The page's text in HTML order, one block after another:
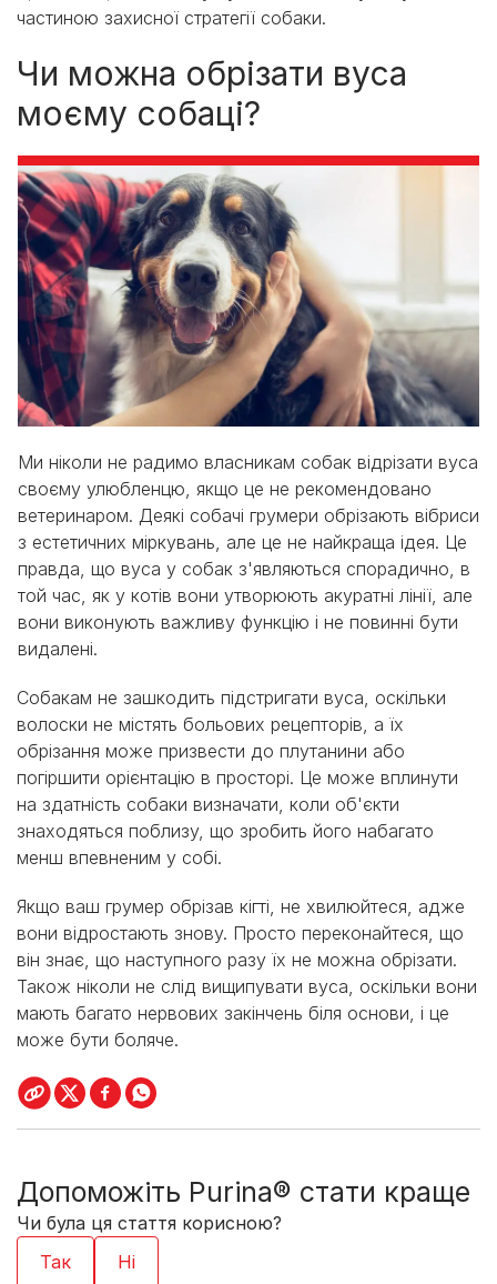
частиною захисної стратегії собаки.
Чи можна обрізати вуса
моєму собаці?
Ми ніколи не радимо власникам собак відрізати вуса
своєму улюбленцю, якщо це не рекомендовано
ветеринаром. Деякі собачі грумери обрізають вібриси
з естетичних міркувань, але це не найкраща ідея. Це
правда, що вуса у собак з'являються спорадично, в
той час, як у котів вони утворюють акуратні лінії, але
вони виконують важливу функцію і не повинні бути
видалені.
Собакам не зашкодить підстригати вуса, оскільки
волоски не містять больових рецепторів, а їх
обрізання може призвести до плутанини або
погіршити орієнтацію в просторі. Це може вплинути
на здатність собаки визначати, коли об'єкти
знаходяться поблизу, що зробить його набагато
менш впевненим у собі.
Якщо ваш грумер обрізав кігті, не хвилюйтеся, адже
вони відростають знову. Просто переконайтеся, що
він знає, що наступного разу їх не можна обрізати.
Також ніколи не слід вищипувати вуса, оскільки вони
мають багато нервових закінчень біля основи, і це
може бути боляче.
Допоможіть Purina® стати краще
Чи була ця стаття корисною?